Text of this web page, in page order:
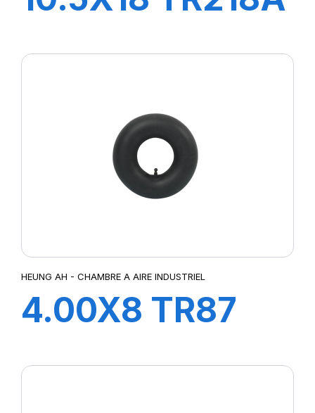
HEUNG AH - CHAMBRE A AIRE INDUSTRIEL
4.00X8 TR87